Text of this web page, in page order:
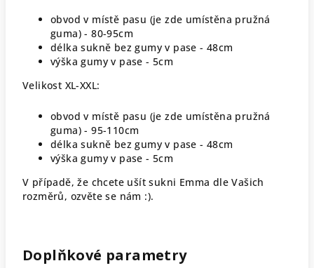
obvod v místě pasu (je zde umístěna pružná
guma) - 80-95cm
délka sukně bez gumy v pase - 48cm
výška gumy v pase - 5cm
Velikost XL-XXL:
obvod v místě pasu (je zde umístěna pružná
guma) - 95-110cm
délka sukně bez gumy v pase - 48cm
výška gumy v pase - 5cm
V případě, že chcete ušít sukni Emma dle Vašich
rozměrů, ozvěte se nám :).
Doplňkové parametry